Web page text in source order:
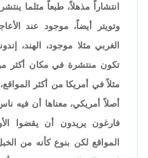
انتشاراً مذهلاً، طبعاً مثلما
وتويتر أيضاً، موجود عند
الغربي مثلا موجود، الهند،
تكون منتشرة في مكان أكثر
مثلاً في أمريكا من أكثر
أصلاً أمريكي، معناها أن فيه
فارغون يريدون أن يقضوا
المواقع لكن بنوع كأنه من